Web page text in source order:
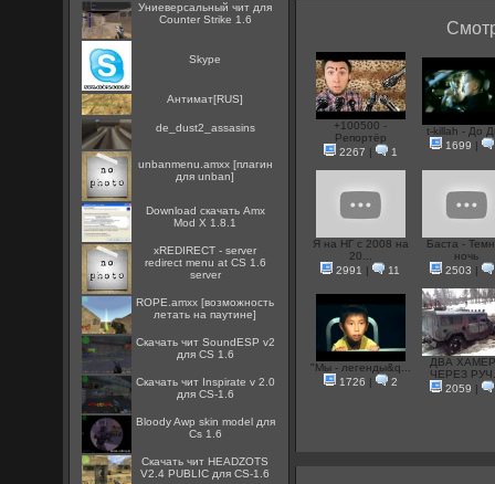
Униеверсальный чит для
Counter Strike 1.6
Skype
Антимат[RUS]
de_dust2_assasins
unbanmenu.amxx [плагин
для unban]
Download скачать Amx
Mod X 1.8.1
xREDIRECT - server
redirect menu at CS 1.6
server
ROPE.amxx [возможность
летать на паутине]
Скачать чит SoundESP v2
для CS 1.6
Скачать чит Inspirate v 2.0
для CS-1.6
Bloody Awp skin model для
Cs 1.6
Скачать чит HEADZOTS
V2.4 PUBLIC для CS-1.6
+100500 -
Репортёр
2267 | 1
t-killah - До
1699 |
Я на НГ с 2008 на
20...
2991 | 11
Баста -
ночь
2503 |
"Мы - легенды&q...
1726 | 2
ДВА
ЧЕРЕЗ
2059 |